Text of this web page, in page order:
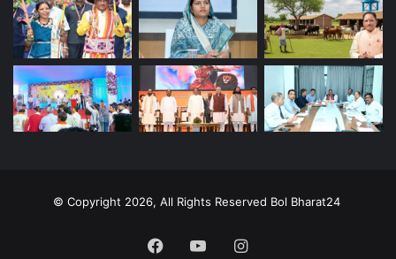
© Copyright 2026, All Rights Reserved Bol Bharat24
Facebook
YouTubeInstagram